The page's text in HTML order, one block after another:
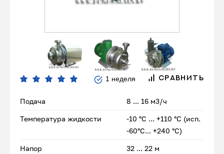
1 неделя СРАВНИТЬ
Подача 8 ... 16 м3/ч
Температура жидкости
-10 °С ... +110 °С (исп.
-60°С... +240 °С)
Напор 32 ... 22 м